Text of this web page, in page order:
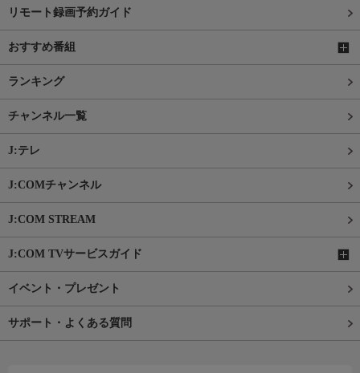
リモート録画予約ガイド
おすすめ番組
ランキング
チャンネル一覧
J:テレ
J:COMチャンネル
J:COM STREAM
J:COM TVサービスガイド
イベント・プレゼント
サポート・よくある質問